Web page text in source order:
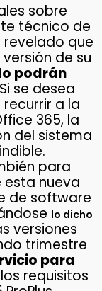
sobre
técnico de
revelado que
de su
podrán
se desea
recurrir a la
365, la
del sistema
para
esta nueva
de software
lo dicho
versiones
trimestre
para
requisitos